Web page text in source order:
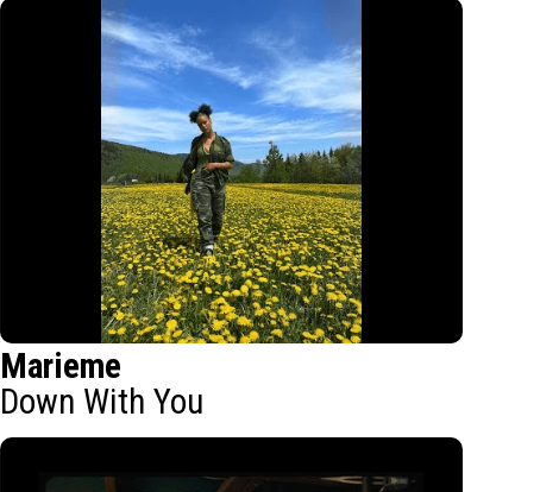
Marieme
Down With You